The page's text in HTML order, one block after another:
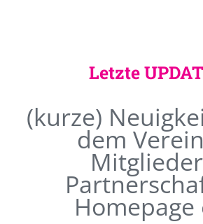
Letzte
(kurze)
dem
Homepage